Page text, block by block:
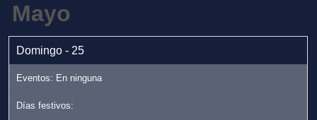
Mayo
Domingo - 25